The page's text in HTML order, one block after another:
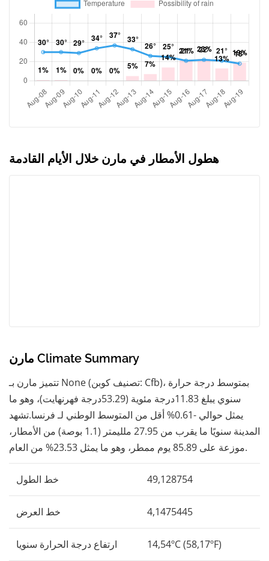
هطول الأمطار في مارن خلال الأيام القادمة
مارن Climate Summary
تتميز مارن بـ None (تصنيف كوبن: Cfb)، بمتوسط ​​درجة حرارة
سنوي يبلغ 11.83درجة مئوية (53.29درجة فهرنهايت)، وهو ما
يمثل حوالي -0.61% أقل من المتوسط ​​الوطني لـ فرنسا.تشهد
المدينة سنويًا ما يقرب من 27.95 ملليمتر (1.1 بوصة) من الأمطار،
موزعة على 85.89 يوم ممطر، وهو ما يمثل 23.53% من العام.
خط الطول 49,128754
خط العرض 4,1475445
ارتفاع درجة الحرارة سنويا 14,54ºC (58,17ºF)